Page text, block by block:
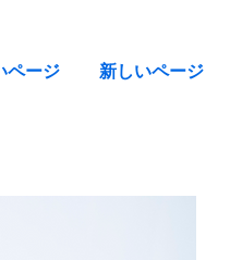
ページ 新しいページ